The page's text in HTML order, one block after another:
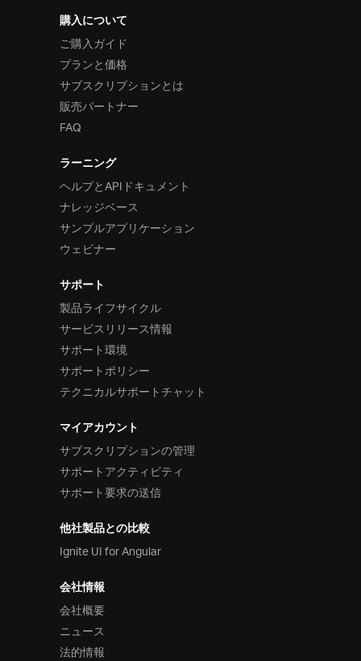
購入について
ご購入ガイド
プランと価格
サブスクリプションとは
販売パートナー
FAQ
ラーニング
ヘルプとAPIドキュメント
ナレッジベース
サンプルアプリケーション
ウェビナー
サポート
製品ライフサイクル
サービスリリース情報
サポート環境
サポートポリシー
テクニカルサポートチャット
マイアカウント
サブスクリプションの管理
サポートアクティビティ
サポート要求の送信
他社製品との比較
Ignite UI for Angular
会社情報
会社概要
ニュース
法的情報